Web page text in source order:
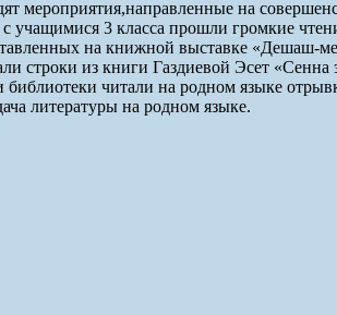
на
учащимися 3 класса прошли громкие
на книжной выставке «Дешаш-
строки из книги Газдиевой Эсет
читали на родном языке
литературы на родном языке.